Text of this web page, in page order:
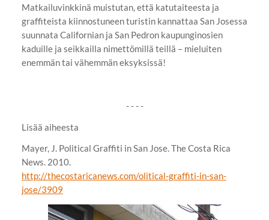
Matkailuvinkkinä muistutan, että katutaiteesta ja
graffiteista kiinnostuneen turistin kannattaa San Josessa
suunnata Californian ja San Pedron kaupunginosien
kaduille ja seikkailla nimettömillä teillä – mieluiten
enemmän tai vähemmän eksyksissä!
- - - -
Lisää aiheesta
Mayer, J. Political Graffiti in San Jose. The Costa Rica
News. 2010.
http://thecostaricanews.com/olitical-graffiti-in-san-
jose/3909